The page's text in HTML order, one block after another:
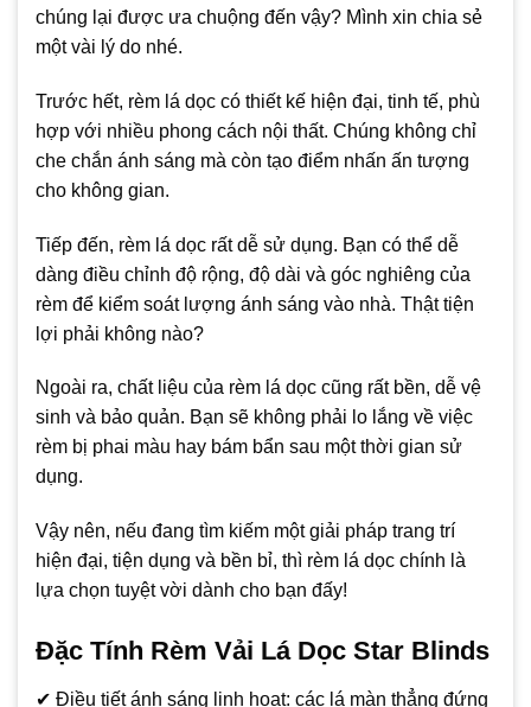
chúng lại được ưa chuộng đến vậy? Mình xin chia sẻ
một vài lý do nhé.
Trước hết, rèm lá dọc có thiết kế hiện đại, tinh tế, phù
hợp với nhiều phong cách nội thất. Chúng không chỉ
che chắn ánh sáng mà còn tạo điểm nhấn ấn tượng
cho không gian.
Tiếp đến, rèm lá dọc rất dễ sử dụng. Bạn có thể dễ
dàng điều chỉnh độ rộng, độ dài và góc nghiêng của
rèm để kiểm soát lượng ánh sáng vào nhà. Thật tiện
lợi phải không nào?
Ngoài ra, chất liệu của rèm lá dọc cũng rất bền, dễ vệ
sinh và bảo quản. Bạn sẽ không phải lo lắng về việc
rèm bị phai màu hay bám bẩn sau một thời gian sử
dụng.
Vậy nên, nếu đang tìm kiếm một giải pháp trang trí
hiện đại, tiện dụng và bền bỉ, thì rèm lá dọc chính là
lựa chọn tuyệt vời dành cho bạn đấy!
Đặc Tính Rèm Vải Lá Dọc Star Blinds
✔ Điều tiết ánh sáng linh hoạt: các lá màn thẳng đứng